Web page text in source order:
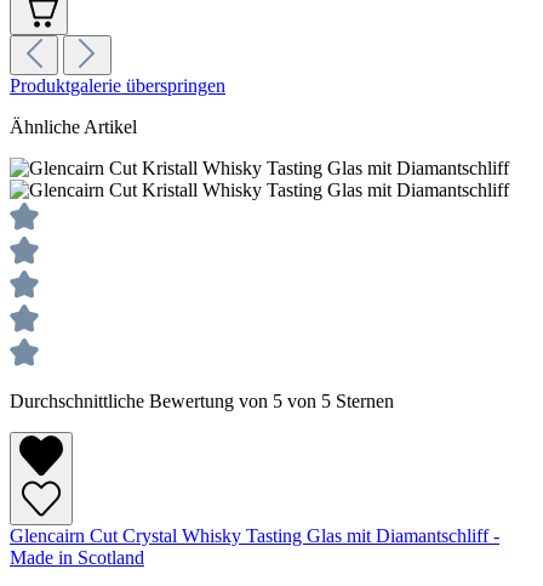
Produktgalerie überspringen
Ähnliche Artikel
Durchschnittliche Bewertung von 5 von 5 Sternen
Glencairn Cut Crystal Whisky Tasting Glas mit Diamantschliff -
Made in Scotland